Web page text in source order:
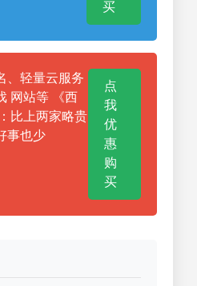
买
、轻量云服务
网站等 《西
比上两家略贵
事也少
点
我
优
惠
购
买